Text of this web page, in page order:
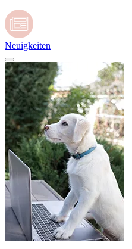
Neuigkeiten